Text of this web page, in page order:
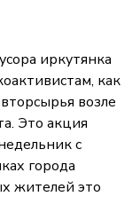
иркутянка
как
возле
Это акция
с
города
жителей это